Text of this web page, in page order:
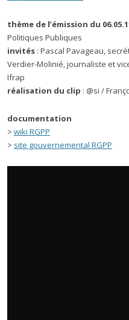
thème de l’émission du
Politiques Publiques
invités : Pascal Pavageau,
Verdier-Molinié, journaliste et
Ifrap
réalisation du clip : @si /
documentation
> wiki RGPP
> site gouvernemental RGPP